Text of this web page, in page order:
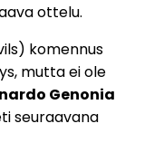
ottelu.
komennus
mutta ei ole
Genonia
seuraavana